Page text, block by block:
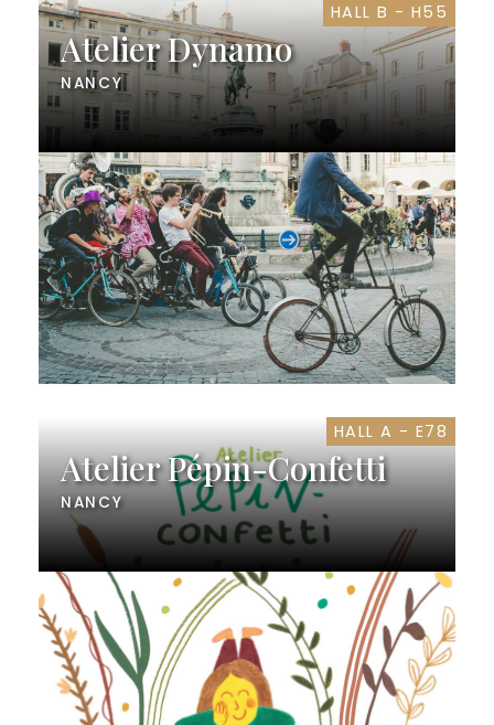
HALL B - H55
Atelier Dynamo
NANCY
HALL A - E78
Atelier Pépin-Confetti
NANCY